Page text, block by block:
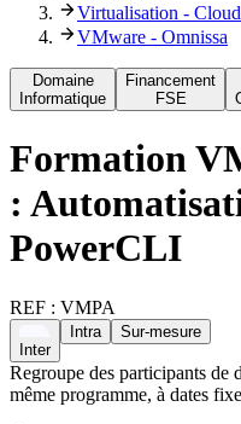
Virtualisation -
VMware - Omnissa
Domaine
Informatique
Financement
FSE
Formation
:
PowerCLI
REF : VMPA
Inter
Intra Sur-mesure
Regroupe des participants de
même programme, à dates